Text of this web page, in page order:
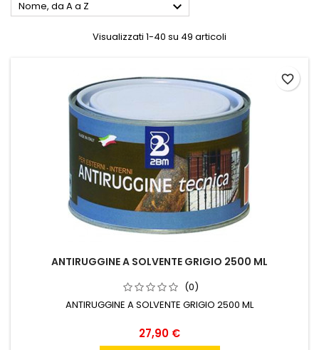
Nome, da A a Z 
Visualizzati 1-40 su 49 articoli
ANTIRUGGINE A SOLVENTE GRIGIO 2500 ML
(0)
ANTIRUGGINE A SOLVENTE GRIGIO 2500 ML
Prezzo
27,90 €
favorite_border